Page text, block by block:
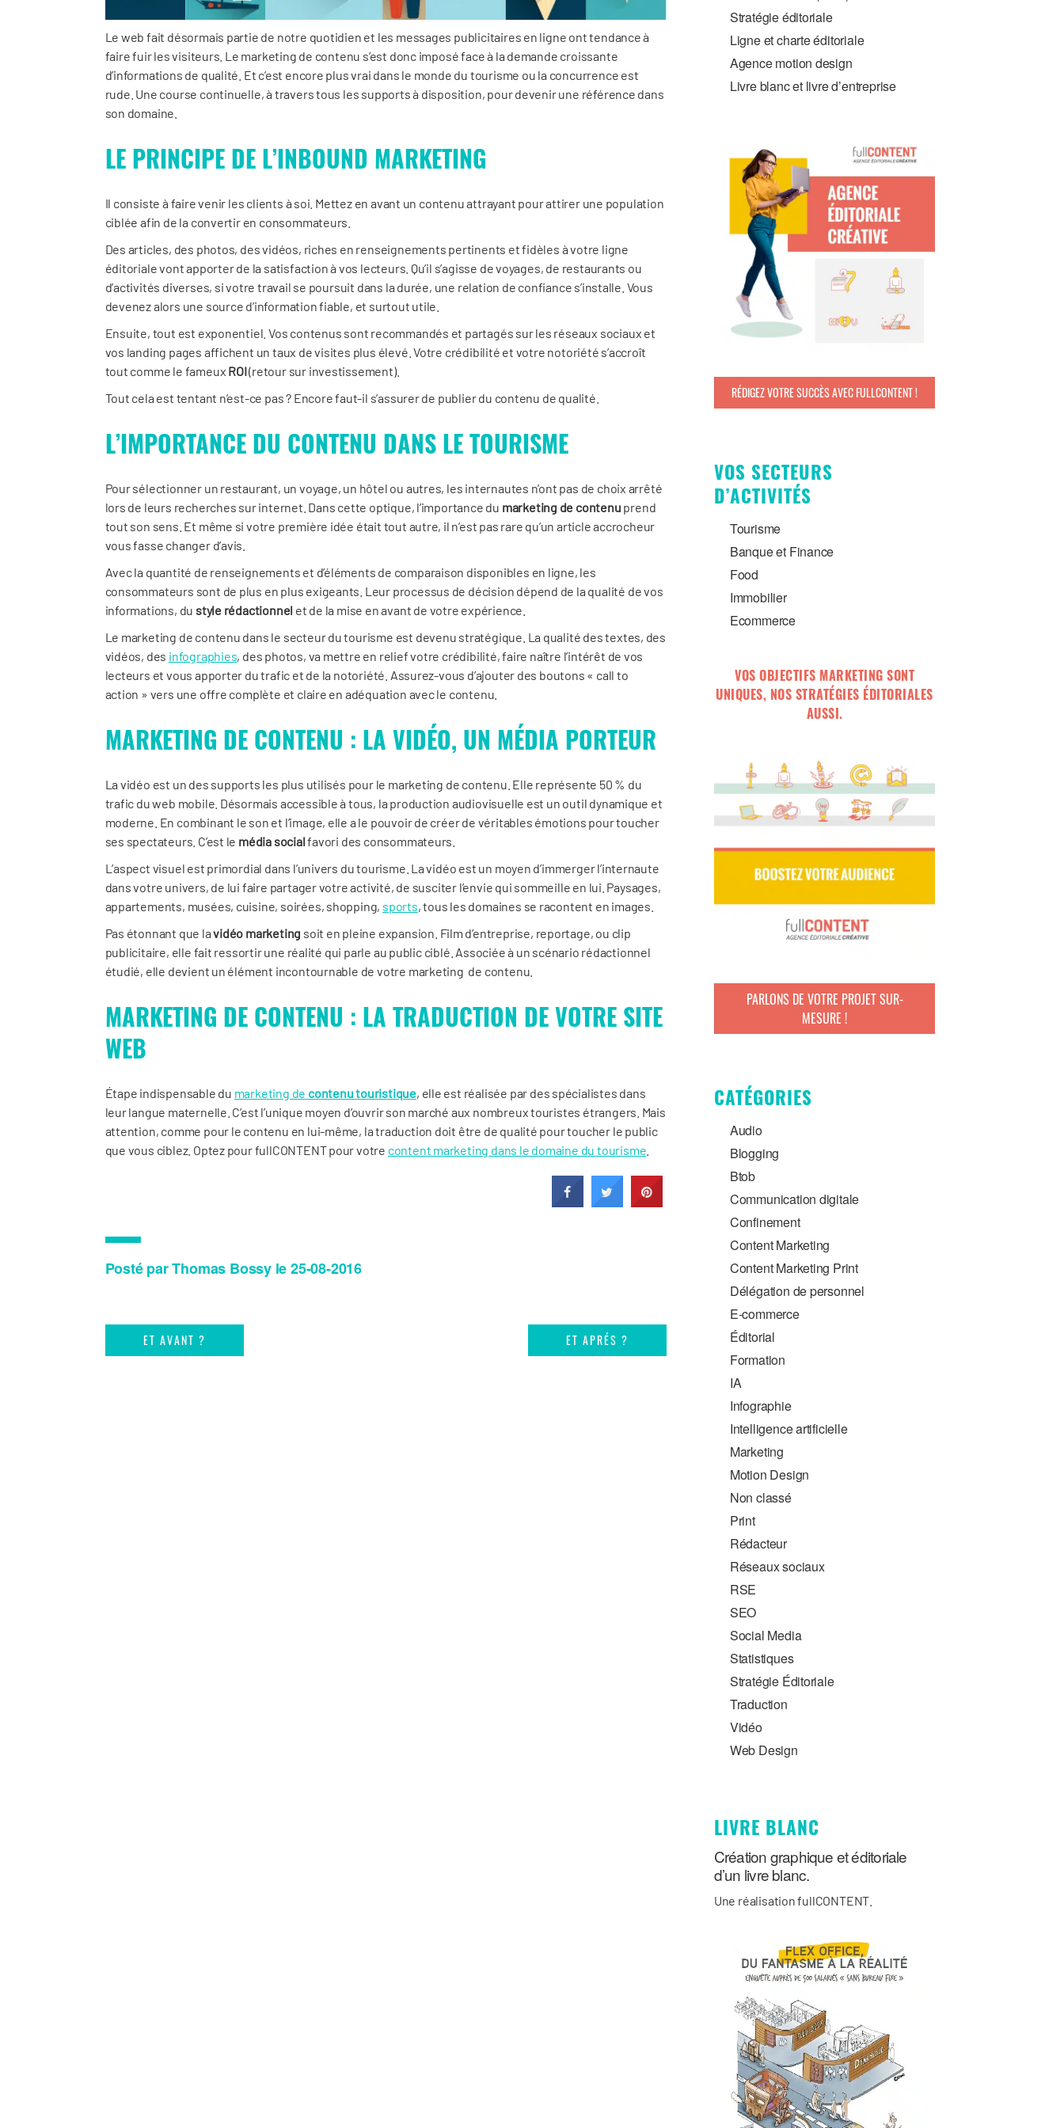
Le web fait désormais partie de notre quotidien et les messages publicitaires en ligne ont tendance à
faire fuir les visiteurs. Le marketing de contenu s’est donc imposé face à la demande croissante
d’informations de qualité. Et c’est encore plus vrai dans le monde du tourisme ou la concurrence est
rude. Une course continuelle, à travers tous les supports à disposition, pour devenir une référence dans
son domaine.
LE PRINCIPE DE L’INBOUND MARKETING
Il consiste à faire venir les clients à soi. Mettez en avant un contenu attrayant pour attirer une population
ciblée afin de la convertir en consommateurs.
Des articles, des photos, des vidéos, riches en renseignements pertinents et fidèles à votre ligne
éditoriale vont apporter de la satisfaction à vos lecteurs. Qu’il s’agisse de voyages, de restaurants ou
d’activités diverses, si votre travail se poursuit dans la durée, une relation de confiance s’installe. Vous
devenez alors une source d’information fiable, et surtout utile.
Ensuite, tout est exponentiel. Vos contenus sont recommandés et partagés sur les réseaux sociaux et
vos landing pages affichent un taux de visites plus élevé. Votre crédibilité et votre notoriété s’accroît
tout comme le fameux ROI(retour sur investissement).
Tout cela est tentant n’est-ce pas ? Encore faut-il s’assurer de publier du contenu de qualité.
L’IMPORTANCE DU CONTENU DANS LE TOURISME
Pour sélectionner un restaurant, un voyage, un hôtel ou autres, les internautes n’ont pas de choix arrêté
lors de leurs recherches sur internet. Dans cette optique, l’importance du marketing de contenu prend
tout son sens. Et même si votre première idée était tout autre, il n’est pas rare qu’un article accrocheur
vous fasse changer d’avis.
Avec la quantité de renseignements et d’éléments de comparaison disponibles en ligne, les
consommateurs sont de plus en plus exigeants. Leur processus de décision dépend de la qualité de vos
informations, du style rédactionnel et de la mise en avant de votre expérience.
Le marketing de contenu dans le secteur du tourisme est devenu stratégique. La qualité des textes, des
vidéos, des infographies, des photos, va mettre en relief votre crédibilité, faire naître l’intérêt de vos
lecteurs et vous apporter du trafic et de la notoriété. Assurez-vous d’ajouter des boutons « call to
action » vers une offre complète et claire en adéquation avec le contenu.
MARKETING DE CONTENU : LA VIDÉO, UN MÉDIA PORTEUR
La vidéo est un des supports les plus utilisés pour le marketing de contenu. Elle représente 50 % du
trafic du web mobile. Désormais accessible à tous, la production audiovisuelle est un outil dynamique et
moderne. En combinant le son et l’image, elle a le pouvoir de créer de véritables émotions pour toucher
ses spectateurs. C’est le média socialfavori des consommateurs.
L’aspect visuel est primordial dans l’univers du tourisme. La vidéo est un moyen d’immerger l’internaute
dans votre univers, de lui faire partager votre activité, de susciter l’envie qui sommeille en lui. Paysages,
appartements, musées, cuisine, soirées, shopping, sports, tous les domaines se racontent en images.
Pas étonnant que lavidéo marketing soit en pleine expansion. Film d’entreprise, reportage, ou clip
publicitaire, elle fait ressortir une réalité qui parle au public ciblé. Associée à un scénario rédactionnel
étudié, elle devient un élément incontournable de votre marketing de contenu.
MARKETING DE CONTENU : LA TRADUCTION DE VOTRE SITE
WEB
Étape indispensable du marketing de contenu touristique, elle est réalisée par des spécialistes dans
leur langue maternelle. C’est l’unique moyen d’ouvrir son marché aux nombreux touristes étrangers. Mais
attention, comme pour le contenu en lui-même, la traduction doit être de qualité pour toucher le public
que vous ciblez. Optez pour fullCONTENT pour votre content marketing dans le domaine du tourisme
Posté par Thomas Bossy le 25-08-2016
ET AVANT ? ET APRÉS ?
Stratégie éditoriale
Ligne et charte éditoriale
Agence motion design
Livre blanc et livre d’entreprise
RÉDIGEZ VOTRE SUCCÈS AVEC FULLCONTENT !
VOS SECTEURS
D’ACTIVITÉS
Tourisme
Banque et Finance
Food
Immobilier
Ecommerce
VOS OBJECTIFS MARKETING SONT
UNIQUES, NOS STRATÉGIES ÉDITORIALES
AUSSI.
PARLONS DE VOTRE PROJET SUR-
MESURE !
CATÉGORIES
Audio
Blogging
Btob
Communication digitale
Confinement
Content Marketing
Content Marketing Print
Délégation de personnel
E-commerce
Éditorial
Formation
IA
Infographie
Intelligence artificielle
Marketing
Motion Design
Non classé
Print
Rédacteur
Réseaux sociaux
RSE
SEO
Social Media
Statistiques
Stratégie Éditoriale
Traduction
Vidéo
Web Design
LIVRE BLANC
Création graphique et éditoriale
d’un livre blanc.
Une réalisation fullCONTENT.